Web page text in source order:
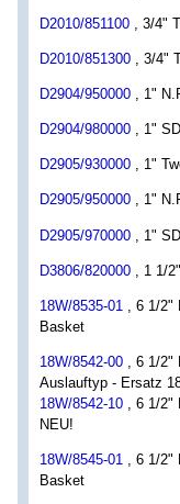
D2010/851100 , 3/4"
D2010/851300 , 3/4"
D2904/950000 , 1"
D2904/980000 , 1"
D2905/930000 , 1"
D2905/950000 , 1"
D2905/970000 , 1"
D3806/820000 , 1 1/
18W/8535-01
, 6 1/2"
Basket
18W/8542-00 , 6 1/2"
Auslauftyp - Ersatz
18W/8542-10 , 6 1/2"
NEU!
18W/8545-01
, 6 1/2"
Basket